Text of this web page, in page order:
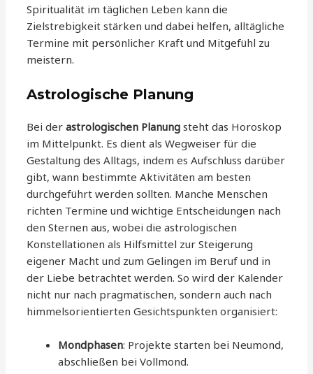
Spiritualität im täglichen Leben kann die
Zielstrebigkeit stärken und dabei helfen, alltägliche
Termine mit persönlicher Kraft und Mitgefühl zu
meistern.
Astrologische Planung
Bei derastrologischen Planung steht das Horoskop
im Mittelpunkt. Es dient als Wegweiser für die
Gestaltung des Alltags, indem es Aufschluss darüber
gibt, wann bestimmte Aktivitäten am besten
durchgeführt werden sollten. Manche Menschen
richten Termine und wichtige Entscheidungen nach
den Sternen aus, wobei die astrologischen
Konstellationen als Hilfsmittel zur Steigerung
eigener Macht und zum Gelingen im Beruf und in
der Liebe betrachtet werden. So wird der Kalender
nicht nur nach pragmatischen, sondern auch nach
himmelsorientierten Gesichtspunkten organisiert:
Mondphasen: Projekte starten bei Neumond,
abschließen bei Vollmond.